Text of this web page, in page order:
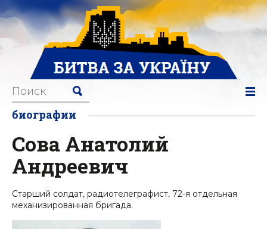
биографии
Сова Анатолий
Андреевич
Старший солдат, радиотелеграфист, 72-я отдельная
механизированная бригада.